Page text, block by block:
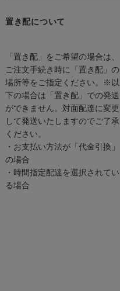
置き配について
「置き配」をご希望の場合は、
ご注文手続き時に「置き配」の
場所等をご指定ください。※以
下の場合は「置き配」での発送
ができません。対面配達に変更
して発送いたしますのでご了承
ください。
・お支払い方法が「代金引換」
の場合
・時間指定配達を選択されてい
る場合